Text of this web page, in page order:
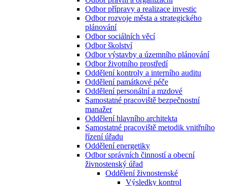
Odbor přípravy a realizace investic
Odbor rozvoje města a strategického
plánování
Odbor sociálních věcí
Odbor školství
Odbor výstavby a územního plánování
Odbor životního prostředí
Oddělení kontroly a interního auditu
Oddělení památkové péče
Oddělení personální a mzdové
Samostatné pracoviště bezpečnostní
manažer
Oddělení hlavního architekta
Samostatné pracoviště metodik vnitřního
řízení úřadu
Oddělení energetiky
Odbor správních činností a obecní
živnostenský úřad
Oddělení živnostenské
Výsledky kontrol